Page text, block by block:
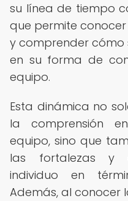
su línea de tiempo
que permite
y comprender cómo
en su forma de
equipo.
Esta dinámica no
la comprensión
equipo, sino que
las fortalezas y
individuo en
Además, al conocer